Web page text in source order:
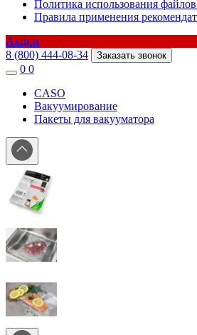
Политика использования
Правила применения
Акции
8 (800) 444-08-34
Заказать звонок
0 0
CASO
Вакуумирование
Пакеты для вакууматора